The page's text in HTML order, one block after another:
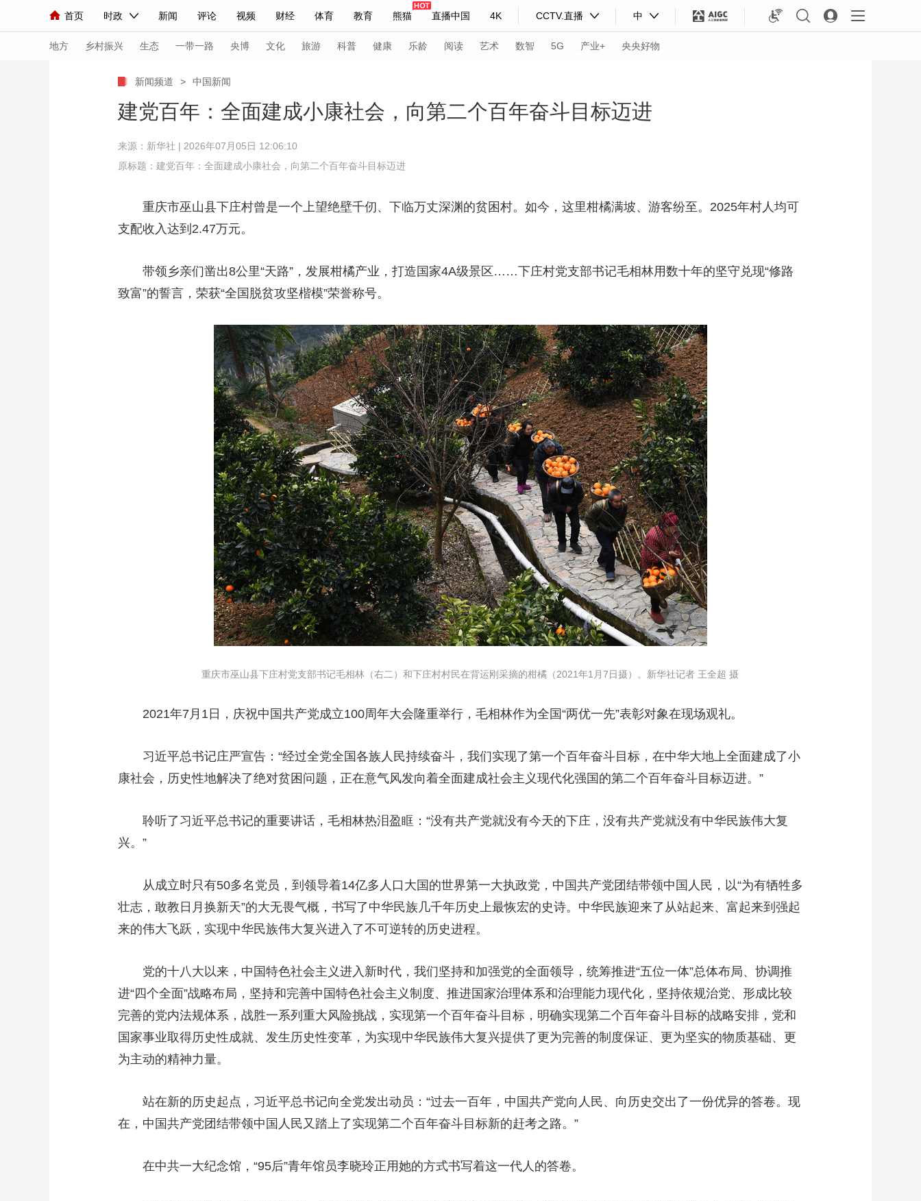
首页 时政 新闻 评论 视频 财经 体育 教育 熊猫 直播中国 4K CCTV.直播 中
人民领袖习近平 联播+ 中国领导人 央视快评 习式妙语 热解读 天天学习
直播 栏目大全 节目单 听音 微视频 主持人 下载央视影音
海外频道 iPanda English Монгол
地方 乡村振兴 生态 一带一路 央博 文化 旅游 科普 健康 乐龄 阅读 艺术 数智 5G 产业+ 央央好物
小央视频 小央直播 直播中国 熊猫频道 VR/AR 4K专区 全景新闻
前线 比划 蓝海中国
竞猜 2026年世界杯 2026年冬奥会 CBA NBA 中超 国足 国际足球 网球 综合体育 亚冬会
CCTV奥林匹克频道 生活体育大会 体育江湖 文化体育
生态环境 一带一路 央博 非遗 文化 旅游 科普 健康 乐龄 阅读 艺术 汽车
大国保险 云顶对话 云起 超级工厂 智敬中国 全民健康 颜选攻略 海洋 时尚 天气 才艺
节目单 栏目 片库 热播榜 总台企业白名单
新闻频道 > 中国新闻
建党百年：全面建成小康社会，向第二个百年奋斗目标迈进
来源： 新华社 | 2026年07月05日 12:06:10
原标题：建党百年：全面建成小康社会，向第二个百年奋斗目标迈进
重庆市巫山县下庄村曾是一个上望绝壁千仞、下临万丈深渊的贫困村。如今，这里柑橘满坡、游客纷至。2025年村人均可
支配收入达到2.47万元。
带领乡亲们凿出8公里“天路”，发展柑橘产业，打造国家4A级景区……下庄村党支部书记毛相林用数十年的坚守兑现“修路
致富”的誓言，荣获“全国脱贫攻坚楷模”荣誉称号。
重庆市巫山县下庄村党支部书记毛相林（右二）和下庄村村民在背运刚采摘的柑橘（2021年1月7日摄）。新华社记者 王全超 摄
2021年7月1日，庆祝中国共产党成立100周年大会隆重举行，毛相林作为全国“两优一先”表彰对象在现场观礼。
习近平总书记庄严宣告：“经过全党全国各族人民持续奋斗，我们实现了第一个百年奋斗目标，在中华大地上全面建成了小
康社会，历史性地解决了绝对贫困问题，正在意气风发向着全面建成社会主义现代化强国的第二个百年奋斗目标迈进。”
聆听了习近平总书记的重要讲话，毛相林热泪盈眶：“没有共产党就没有今天的下庄，没有共产党就没有中华民族伟大复
兴。”
从成立时只有50多名党员，到领导着14亿多人口大国的世界第一大执政党，中国共产党团结带领中国人民，以“为有牺牲多
壮志，敢教日月换新天”的大无畏气概，书写了中华民族几千年历史上最恢宏的史诗。中华民族迎来了从站起来、富起来到强起
来的伟大飞跃，实现中华民族伟大复兴进入了不可逆转的历史进程。
党的十八大以来，中国特色社会主义进入新时代，我们坚持和加强党的全面领导，统筹推进“五位一体”总体布局、协调推
进“四个全面”战略布局，坚持和完善中国特色社会主义制度、推进国家治理体系和治理能力现代化，坚持依规治党、形成比较
完善的党内法规体系，战胜一系列重大风险挑战，实现第一个百年奋斗目标，明确实现第二个百年奋斗目标的战略安排，党和
国家事业取得历史性成就、发生历史性变革，为实现中华民族伟大复兴提供了更为完善的制度保证、更为坚实的物质基础、更
为主动的精神力量。
站在新的历史起点，习近平总书记向全党发出动员：“过去一百年，中国共产党向人民、向历史交出了一份优异的答卷。现
在，中国共产党团结带领中国人民又踏上了实现第二个百年奋斗目标新的赶考之路。”
在中共一大纪念馆，“95后”青年馆员李晓玲正用她的方式书写着这一代人的答卷。